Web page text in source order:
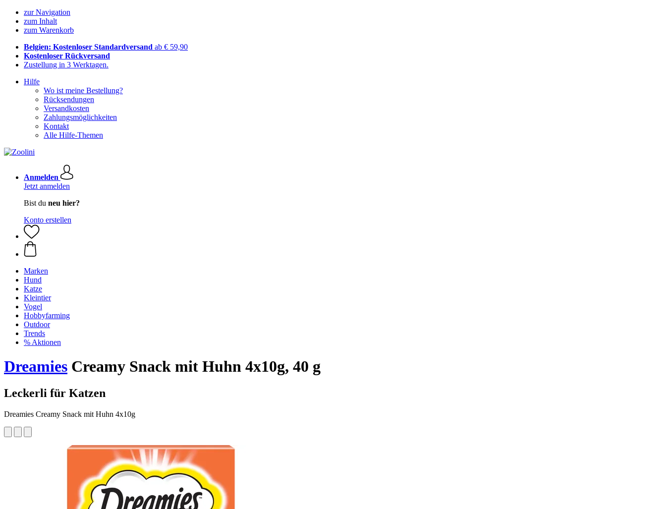
zur Navigation
zum Inhalt
zum Warenkorb
Belgien: Kostenloser Standardversand ab € 59,90
Kostenloser Rückversand
Zustellung in 3 Werktagen.
Hilfe
Wo ist meine Bestellung?
Rücksendungen
Versandkosten
Zahlungsmöglichkeiten
Kontakt
Alle Hilfe-Themen
Anmelden
Jetzt anmelden
Bist du neu hier?
Konto erstellen
Marken
Hund
Katze
Kleintier
Vogel
Hobbyfarming
Outdoor
Trends
% Aktionen
Dreamies Creamy Snack mit Huhn 4x10g, 40 g
Leckerli für Katzen
Dreamies Creamy Snack mit Huhn 4x10g